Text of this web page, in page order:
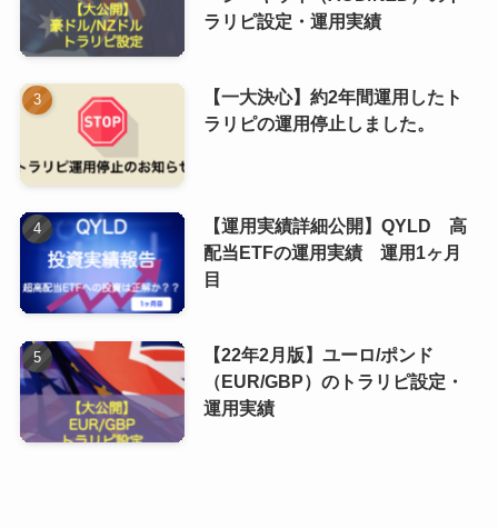
ラリピ設定・運用実績
【一大決心】約2年間運用したト
ラリピの運用停止しました。
【運用実績詳細公開】QYLD 高
配当ETFの運用実績 運用1ヶ月
目
【22年2月版】ユーロ/ポンド
（EUR/GBP）のトラリピ設定・
運用実績